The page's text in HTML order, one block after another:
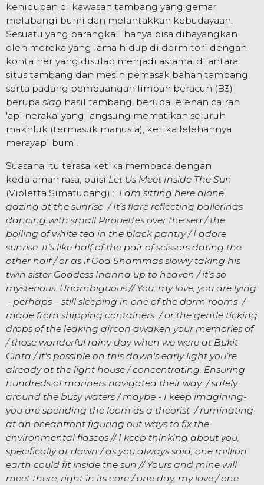
kehidupan di kawasan tambang yang gemar
melubangi bumi dan melantakkan kebudayaan.
Sesuatu yang barangkali hanya bisa dibayangkan
oleh mereka yang lama hidup di dormitori dengan
kontainer yang disulap menjadi asrama, di antara
situs tambang dan mesin pemasak bahan tambang,
serta padang pembuangan limbah beracun (B3)
berupa slag hasil tambang, berupa lelehan cairan
'api neraka' yang langsung mematikan seluruh
makhluk (termasuk manusia), ketika lelehannya
merayapi bumi.
Suasana itu terasa ketika membaca dengan
kedalaman rasa, puisi Let Us Meet Inside The Sun
(Violetta Simatupang) : I am sitting here alone
gazing at the sunrise / It’s flare reflecting ballerinas
dancing with small Pirouettes over the sea / the
boiling of white tea in the black pantry / I adore
sunrise. It’s like half of the pair of scissors dating the
other half / or as if God Shammas slowly taking his
twin sister Goddess Inanna up to heaven / it’s so
mysterious. Unambiguous // You, my love, you are lying
– perhaps – still sleeping in one of the dorm rooms /
made from shipping containers / or the gentle ticking
drops of the leaking aircon awaken your memories of
/ those wonderful rainy day when we were at Bukit
Cinta / it's possible on this dawn's early light you’re
already at the light house / concentrating. Ensuring
hundreds of mariners navigated their way / safely
around the busy waters / maybe - I keep imagining-
you are spending the loom as a theorist / ruminating
at an oceanfront figuring out ways to fix the
environmental fiascos // I keep thinking about you,
specifically at dawn / as you always said, one million
earth could fit inside the sun // Yours and mine will
meet there, right in its core / one day, my love / one